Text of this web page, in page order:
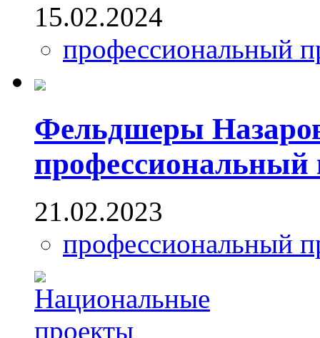
15.02.2024
профессиональный
Фельдшеры
профессиональный
21.02.2023
профессиональный